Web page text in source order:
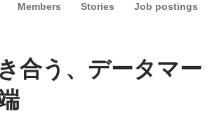
Members Stories Job postings
合う、データマー